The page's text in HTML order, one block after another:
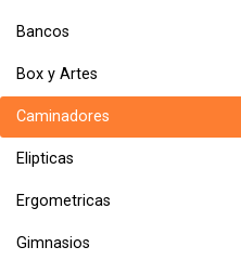
Bancos
Box y Artes
Caminadores
Elipticas
Ergometricas
Gimnasios